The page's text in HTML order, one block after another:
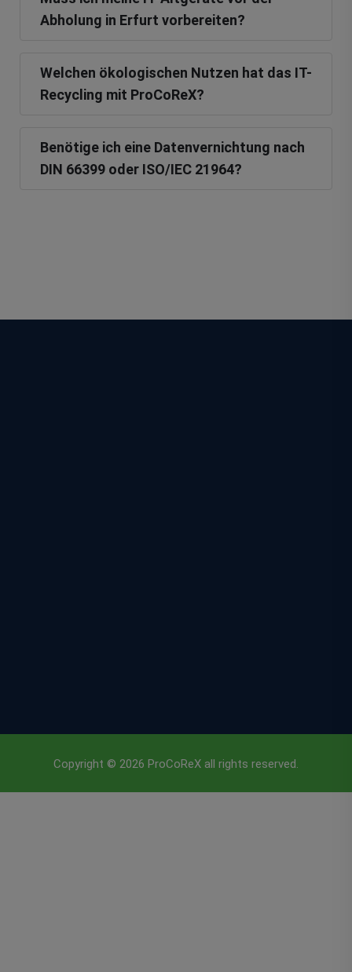
Abholung in Erfurt vorbereiten?
Welchen ökologischen Nutzen hat das IT-
Recycling mit ProCoReX?
Benötige ich eine Datenvernichtung nach
DIN 66399 oder ISO/IEC 21964?
Copyright © 2026 ProCoReX all rights reserved.